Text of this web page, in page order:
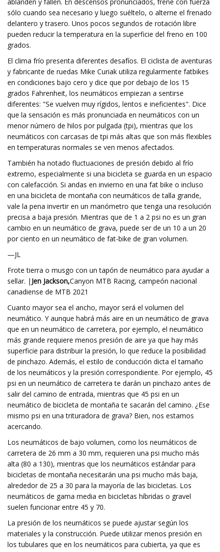
sólo cuando sea necesario y luego suéltelo, o alterne el frenado
delantero y trasero. Unos pocos segundos de rotación libre
pueden reducir la temperatura en la superficie del freno en 100
grados.
El clima frío presenta diferentes desafíos. El ciclista de aventuras
y fabricante de ruedas Mike Curiak utiliza regularmente fatbikes
en condiciones bajo cero y dice que por debajo de los 15
grados Fahrenheit, los neumáticos empiezan a sentirse
diferentes: "Se vuelven muy rígidos, lentos e ineficientes". Dice
que la sensación es más pronunciada en neumáticos con un
menor número de hilos por pulgada (tpi), mientras que los
neumáticos con carcasas de tpi más altas que son más flexibles
en temperaturas normales se ven menos afectados.
También ha notado fluctuaciones de presión debido al frío
extremo, especialmente si una bicicleta se guarda en un espacio
con calefacción. Si andas en invierno en una fat bike o incluso
en una bicicleta de montaña con neumáticos de talla grande,
vale la pena invertir en un manómetro que tenga una resolución
precisa a baja presión. Mientras que de 1 a 2 psi no es un gran
cambio en un neumático de grava, puede ser de un 10 a un 20
por ciento en un neumático de fat-bike de gran volumen.
—JL
Frote tierra o musgo con un tapón de neumático para ayudar a
sellar. | Jen Jackson,Canyon MTB Racing, campeón nacional
canadiense de MTB 2021
Cuanto mayor sea el ancho, mayor será el volumen del
neumático. Y aunque habrá más aire en un neumático de grava
que en un neumático de carretera, por ejemplo, el neumático
más grande requiere menos presión de aire ya que hay más
superficie para distribuir la presión, lo que reduce la posibilidad
de pinchazo. Además, el estilo de conducción dicta el tamaño
de los neumáticos y la presión correspondiente. Por ejemplo, 45
psi en un neumático de carretera te darán un pinchazo antes de
salir del camino de entrada, mientras que 45 psi en un
neumático de bicicleta de montaña te sacarán del camino. ¿Ese
mismo psi en una trituradora de grava? Bien, nos estamos
acercando.
Los neumáticos de bajo volumen, como los neumáticos de
carretera de 26 mm a 30 mm, requieren una psi mucho más
alta (80 a 130), mientras que los neumáticos estándar para
bicicletas de montaña necesitarán una psi mucho más baja,
alrededor de 25 a 30 para la mayoría de las bicicletas. Los
neumáticos de gama media en bicicletas híbridas o gravel
suelen funcionar entre 45 y 70.
La presión de los neumáticos se puede ajustar según los
materiales y la construcción. Puede utilizar menos presión en
los tubulares que en los neumáticos para cubierta, ya que es